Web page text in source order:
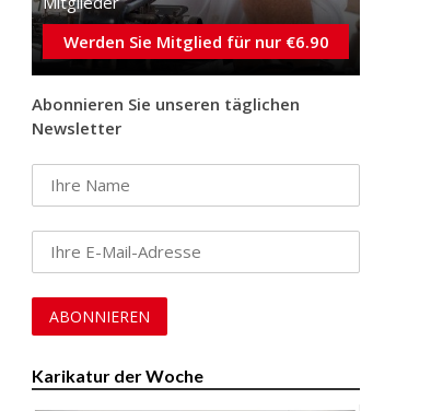
Werden Sie Mitglied für nur €6.90
Abonnieren Sie unseren täglichen
Newsletter
Karikatur der Woche